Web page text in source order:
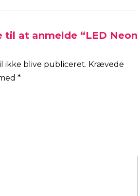
at anmelde “LED Neon
ikke blive publiceret. Krævede
*